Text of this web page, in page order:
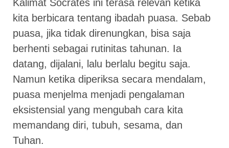
Kalimat Socrates ini terasa relevan ketika
kita berbicara tentang ibadah puasa. Sebab
puasa, jika tidak direnungkan, bisa saja
berhenti sebagai rutinitas tahunan. Ia
datang, dijalani, lalu berlalu begitu saja.
Namun ketika diperiksa secara mendalam,
puasa menjelma menjadi pengalaman
eksistensial yang mengubah cara kita
memandang diri, tubuh, sesama, dan
Tuhan.